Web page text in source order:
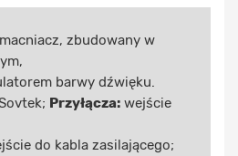
zbudowany w
barwy dźwięku.
Przyłącza: wejście
do kabla zasilającego;